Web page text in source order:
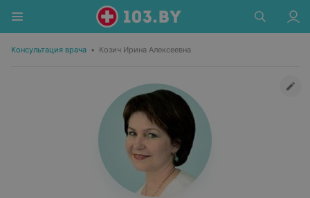
Консультация врача • Козич Ирина Алексеевна